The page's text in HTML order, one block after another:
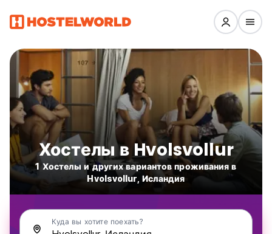
Хостелы в Hvolsvollur
1 Хостелы и других вариантов проживания в
Hvolsvollur, Исландия
Куда вы хотите поехать?